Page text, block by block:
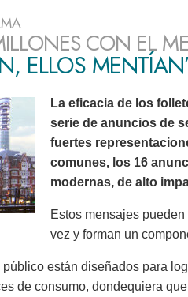
CON EL
ELLOS
La eficacia de los
serie de anuncios de
fuertes
comunes, los 16
modernas, de alto
Estos mensajes
vez y forman un
están diseñados para
de consumo, dondequiera